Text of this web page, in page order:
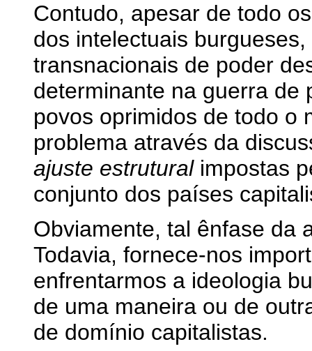
Contudo, apesar de todo
dos intelectuais
transnacionais de poder
determinante na guerra de
povos oprimidos de todo o
problema através da
ajuste estruturalimpostas
conjunto dos países
Obviamente, tal ênfase da
Todavia, fornece-nos
enfrentarmos a ideologia
de uma maneira ou de
de domínio capitalistas.